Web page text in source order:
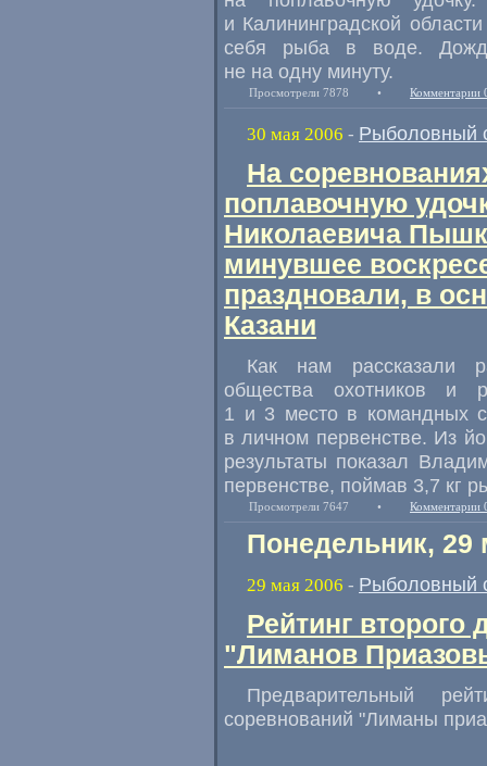
и Калининградской
себя рыба в воде.
не на одну минуту.
Просмотрели 7878 • Комментарии
30 мая 2006 - Рыболовный
На
поплавочную
Николаевича
минувшее
праздновали, в
Казани
Как нам рассказали
общества охотников и
1 и 3 место в командных
в личном первенстве. Из
результаты показал
первенстве, поймав 3,7 кг
Просмотрели 7647 • Комментарии
Понедельник, 29
29 мая 2006 - Рыболовный
Рейтинг второго
"Лиманов
Предварительный
соревнований "Лиманы